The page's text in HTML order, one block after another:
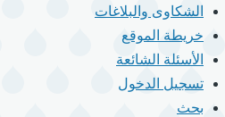
الشكاوى والبلاغات
خريطة الموقع
الأسئلة الشائعة
تسجيل الدخول
بحث